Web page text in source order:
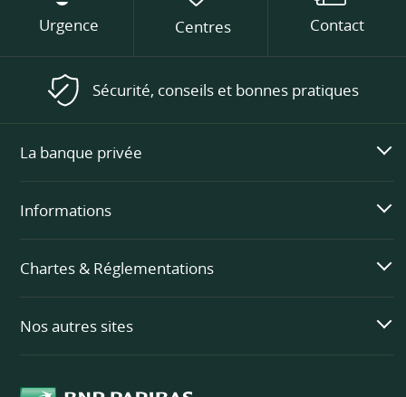
Urgence Centres Contact
Sécurité, conseils et bonnes pratiques
La banque privée
Informations
Chartes & Réglementations
Nos autres sites